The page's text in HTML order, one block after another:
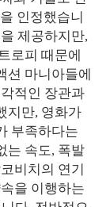
인정했습니
제공하지만,
로피 때문에
션 마니아들에
적인 장관과
지만, 영화가
부족하다는
는 속도, 폭발
비치의 연기
을 이행하는